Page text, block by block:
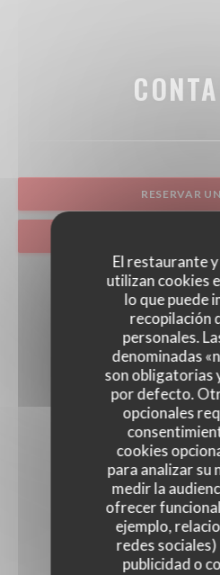
El restaurante
utilizan cookies
lo que puede
recopilación
personales.
denominadas
son obligatorias
por defecto.
opcionales
cookies
para analizar su
medir la
ofrecer
ejemplo,
redes
publicidad o
RESERVAR